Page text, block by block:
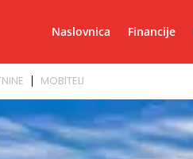
Naslovnica Financije